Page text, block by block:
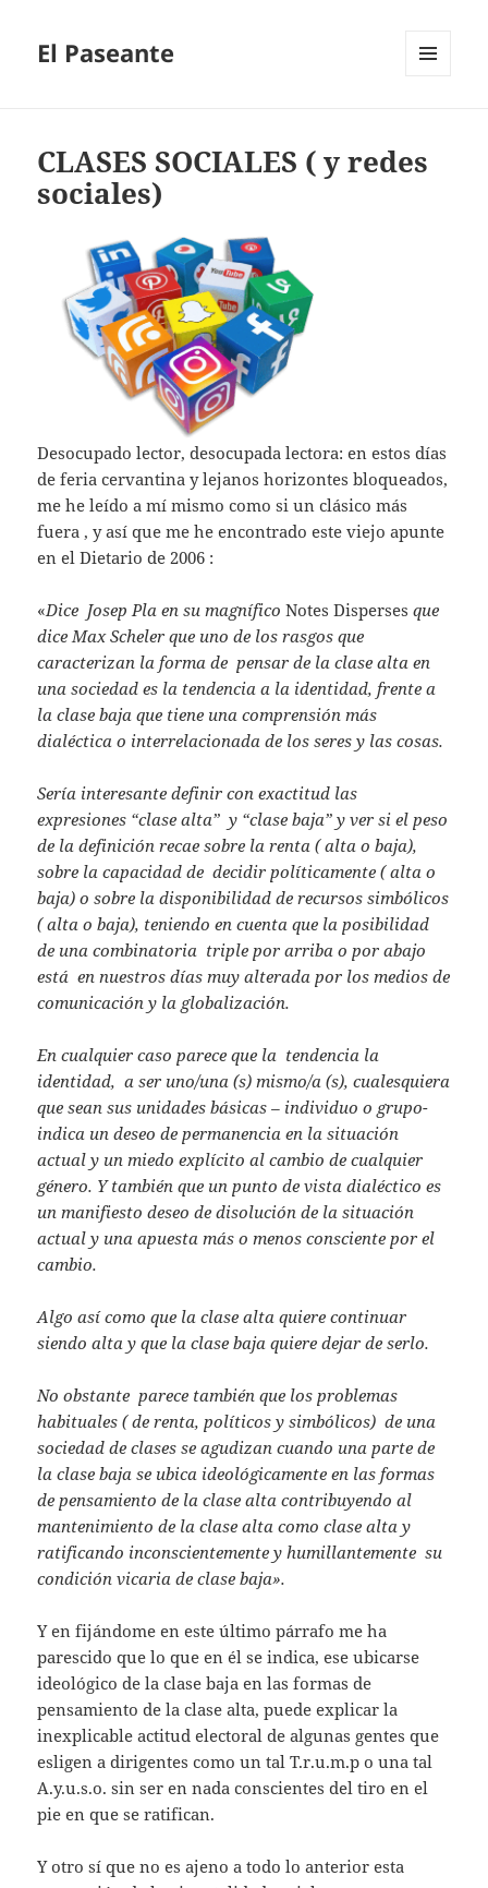
El Paseante
CLASES SOCIALES ( y redes
sociales)
Desocupado lector, desocupada lectora: en estos días
de feria cervantina y lejanos horizontes bloqueados,
me he leído a mí mismo como si un clásico más
fuera , y así que me he encontrado este viejo apunte
en el Dietario de 2006 :
«Dice Josep Pla en su magníficoNotes Disperses que
dice Max Scheler que uno de los rasgos que
caracterizan la forma de pensar de la clase alta en
una sociedad es la tendencia a la identidad, frente a
la clase baja que tiene una comprensión más
dialéctica o interrelacionada de los seres y las cosas.
Sería interesante definir con exactitud las
expresiones “clase alta” y “clase baja” y ver si el peso
de la definición recae sobre la renta ( alta o baja),
sobre la capacidad de decidir políticamente ( alta o
baja) o sobre la disponibilidad de recursos simbólicos
( alta o baja), teniendo en cuenta que la posibilidad
de una combinatoria triple por arriba o por abajo
está en nuestros días muy alterada por los medios de
comunicación y la globalización.
En cualquier caso parece que la tendencia la
identidad, a ser uno/una (s) mismo/a (s), cualesquiera
que sean sus unidades básicas – individuo o grupo-
indica un deseo de permanencia en la situación
actual y un miedo explícito al cambio de cualquier
género. Y también que un punto de vista dialéctico es
un manifiesto deseo de disolución de la situación
actual y una apuesta más o menos consciente por el
cambio.
Algo así como que la clase alta quiere continuar
siendo alta y que la clase baja quiere dejar de serlo.
No obstante parece también que los problemas
habituales ( de renta, políticos y simbólicos) de una
sociedad de clases se agudizan cuando una parte de
la clase baja se ubica ideológicamente en las formas
de pensamiento de la clase alta contribuyendo al
mantenimiento de la clase alta como clase alta y
ratificando inconscientemente y humillantemente su
condición vicaria de clase baja».
Y en fijándome en este último párrafo me ha
parescido que lo que en él se indica, ese ubicarse
ideológico de la clase baja en las formas de
pensamiento de la clase alta, puede explicar la
inexplicable actitud electoral de algunas gentes que
esligen a dirigentes como un tal T.r.u.m.p o una tal
A.y.u.s.o. sin ser en nada conscientes del tiro en el
pie en que se ratifican.
Y otro sí que no es ajeno a todo lo anterior esta